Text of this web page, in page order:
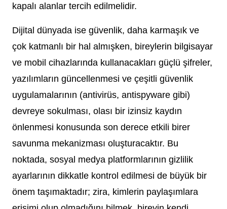
kapalı alanlar tercih edilmelidir.
Dijital dünyada ise güvenlik, daha karmaşık ve
çok katmanlı bir hal almışken, bireylerin bilgisayar
ve mobil cihazlarında kullanacakları güçlü şifreler,
yazılımların güncellenmesi ve çeşitli güvenlik
uygulamalarının (antivirüs, antispyware gibi)
devreye sokulması, olası bir izinsiz kaydın
önlenmesi konusunda son derece etkili birer
savunma mekanizması oluşturacaktır. Bu
noktada, sosyal medya platformlarının gizlilik
ayarlarının dikkatle kontrol edilmesi de büyük bir
önem taşımaktadır; zira, kimlerin paylaşımlara